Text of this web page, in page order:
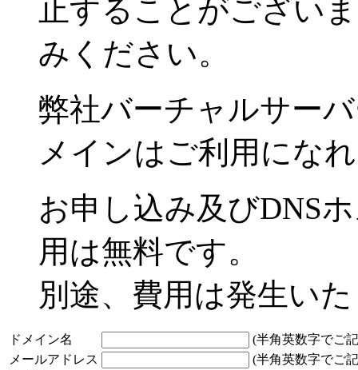
止することがござい
みください。
弊社バーチャルサー
メインはご利用にな
お申し込み及びDNS
用は無料です。
別途、費用は発生い
ドメイン名
(半角英数字でご
メールアドレス
(半角英数字でご